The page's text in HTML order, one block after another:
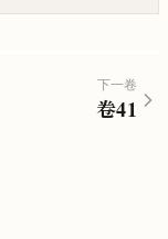
下一卷
卷41